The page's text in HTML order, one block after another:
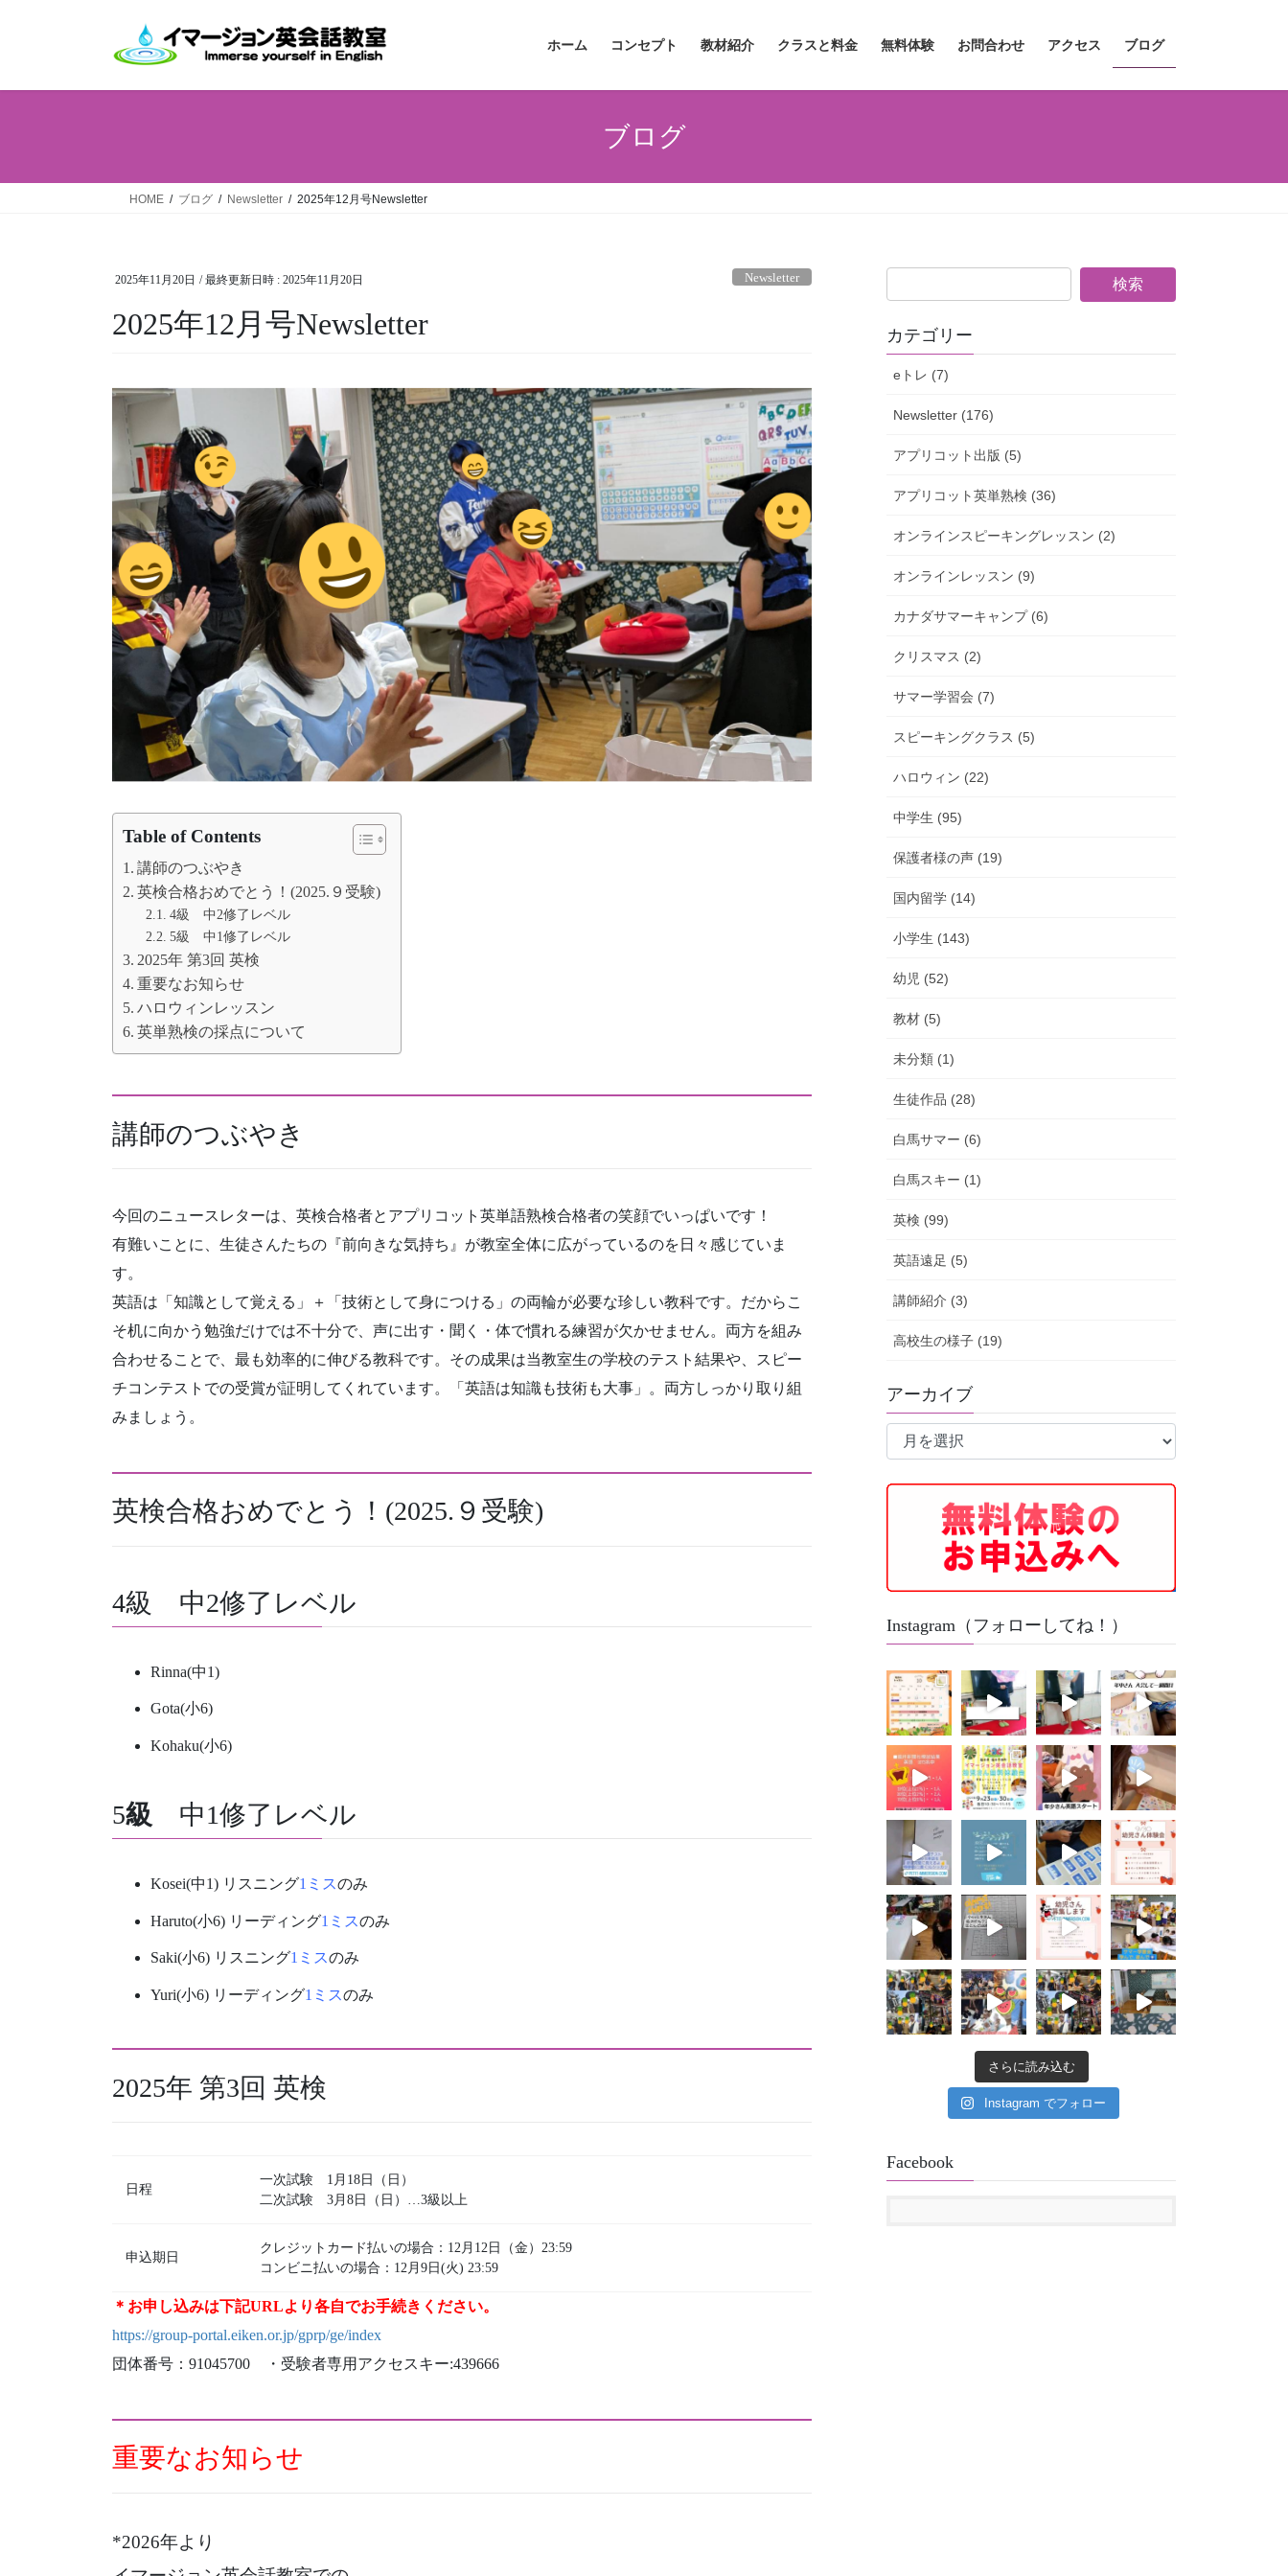
ホーム コンセプト 教材紹介 クラスと料金 無料体験 お問合わせ アクセス ブログ
ブログ
HOME ブログ Newsletter 2025年12月号Newsletter
2025年11月20日 / 最終更新日時 : 2025年11月20日 Newsletter
2025年12月号Newsletter
Table of Contents
講師のつぶやき
英検合格おめでとう！(2025.９受験)
4級 中2修了レベル
5級 中1修了レベル
2025年 第3回 英検
重要なお知らせ
ハロウィンレッスン
英単熟検の採点について
講師のつぶやき
今回のニュースレターは、英検合格者とアプリコット英単語熟検合格者の笑顔でいっぱいです！
有難いことに、生徒さんたちの『前向きな気持ち』が教室全体に広がっているのを日々感じていま
す。
英語は「知識として覚える」＋「技術として身につける」の両輪が必要な珍しい教科です。だからこ
そ机に向かう勉強だけでは不十分で、声に出す・聞く・体で慣れる練習が欠かせません。両方を組み
合わせることで、最も効率的に伸びる教科です。その成果は当教室生の学校のテスト結果や、スピー
チコンテストでの受賞が証明してくれています。「英語は知識も技術も大事」。両方しっかり取り組
みましょう。
英検合格おめでとう！(2025.９受験)
4級 中2修了レベル
Rinna(中1)
Gota(小6)
Kohaku(小6)
5級 中1修了レベル
Kosei(中1) リスニング1ミスのみ
Haruto(小6) リーディング1ミスのみ
Saki(小6) リスニング1ミスのみ
Yuri(小6) リーディング1ミスのみ
2025年 第3回 英検
日程
一次試験 1月18日（日）
二次試験 3月8日（日）…3級以上
申込期日
クレジットカード払いの場合：12月12日（金）23:59
コンビニ払いの場合：12月9日(火) 23:59
＊お申し込みは下記URLより各自でお手続きください。
https://group-portal.eiken.or.jp/gprp/ge/index
団体番号：91045700 ・受験者専用アクセスキー:439666
重要なお知らせ
*2026年より
カテゴリー
eトレ (7)
Newsletter (176)
アプリコット出版 (5)
アプリコット英単熟検 (36)
オンラインスピーキングレッスン (2)
オンラインレッスン (9)
カナダサマーキャンプ (6)
クリスマス (2)
サマー学習会 (7)
スピーキングクラス (5)
ハロウィン (22)
中学生 (95)
保護者様の声 (19)
国内留学 (14)
小学生 (143)
幼児 (52)
教材 (5)
未分類 (1)
生徒作品 (28)
白馬サマー (6)
白馬スキー (1)
英検 (99)
英語遠足 (5)
講師紹介 (3)
高校生の様子 (19)
アーカイブ
ア
イ
Instagram（フォローしてね！）
さらに読み込む
Instagram でフォロー
Facebook